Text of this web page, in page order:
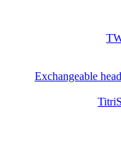
Exchangeable